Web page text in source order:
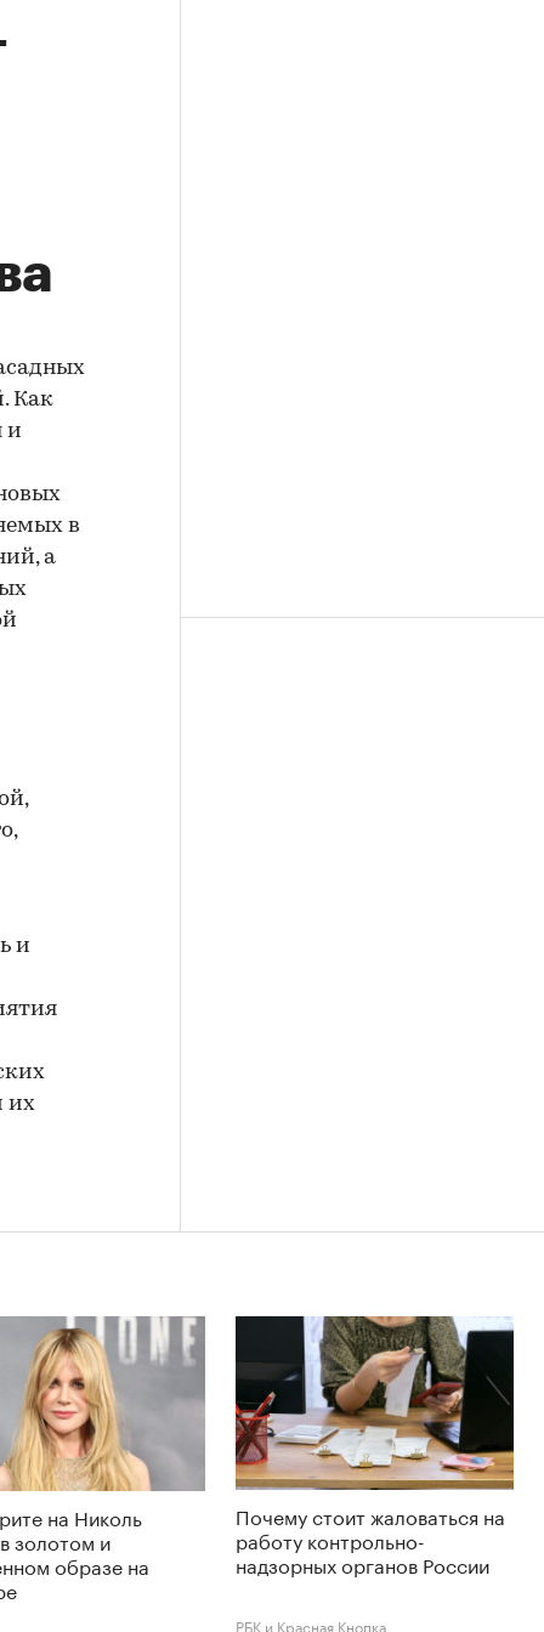
Как
и
в
а
и
их
на Николь
золотом и
образе на
Почему стоит жаловаться на
работу контрольно-
надзорных органов России
РБК и Красная Кнопка